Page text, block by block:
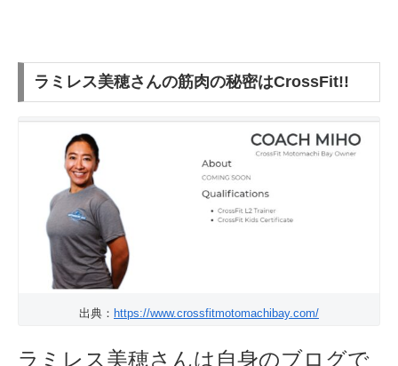
ラミレス美穂さんの筋肉の秘密はCrossFit!!
出典： https://www.crossfitmotomachibay.com/
ラミレス美穂さんは自身のブログで